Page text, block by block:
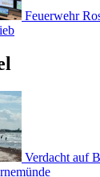
Feuerwehr
Verdacht auf